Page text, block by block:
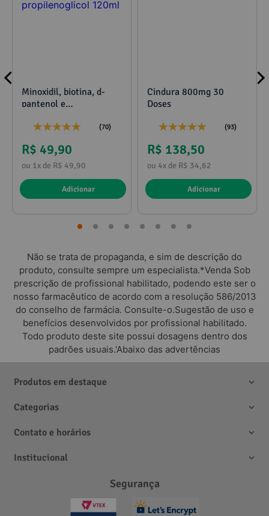
Minoxidil, biotina, d-
pantenol e
(70)
R$ 49,90
ou 1x de R$ 49,90
Adicionar
Cindura 800mg 30
Doses
(93)
R$ 138,50
ou 4x de R$ 34,62
Adicionar
Não se trata de propaganda, e sim de descrição do
produto, consulte sempre um especialista.*Venda Sob
prescrição de profissional habilitado, podendo este ser o
nosso farmacêutico de acordo com a resolução 586/2013
do conselho de farmácia. Consulte-o.Sugestão de uso e
benefícios desenvolvidos por profissional habilitado.
Todo produto deste site possui dosagens dentro dos
padrões usuais.'Abaixo das advertências
Produtos em destaque
Categorias
Contato e horários
Institucional
Segurança